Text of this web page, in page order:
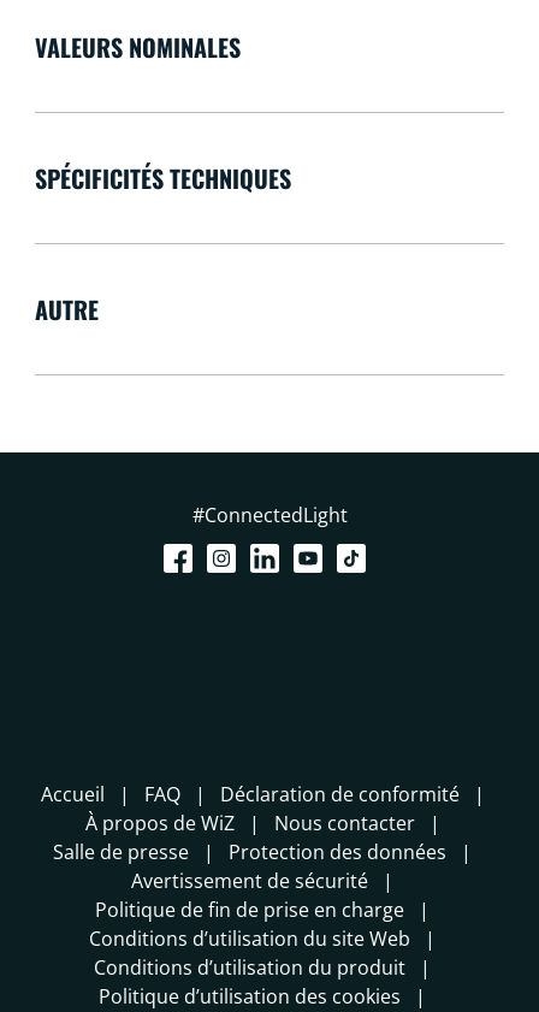
VALEURS NOMINALES
SPÉCIFICITÉS TECHNIQUES
AUTRE
#ConnectedLight
Accueil FAQ
Déclaration de conformité
À propos de WiZ
Nous contacter
Salle de presse
Protection des données
Avertissement de sécurité
Politique de fin de prise en charge
Conditions d’utilisation du site Web
Conditions d’utilisation du produit
Politique d’utilisation des cookies